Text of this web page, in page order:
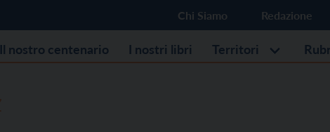
Chi Siamo Redazione
Il nostro centenario I nostri libri Territori